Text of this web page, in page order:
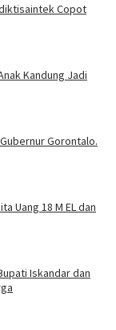
Copot
Kandung Jadi
Gorontalo.
Uang 18 M EL dan
Iskandar dan